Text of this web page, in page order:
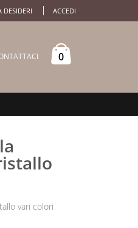
DESIDERI ACCEDI
0
vari colori